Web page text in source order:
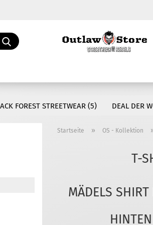
Suche...
FOREST STREETWEAR (5) DEAL DER
Startseite » OS - Kollektion
T-
MÄDELS